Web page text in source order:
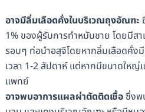
อาจมีลิ่มเลือดคั่งในบริเวณถุงอัณฑะ
1% ของผู้รับการทำหมันชาย โดยมีส
รอบๆ ท่อนำอสุจิโดยหากลิ่มเลือดคั่งมี
เวลา 1-2 สัปดาห์ แต่หากมีขนาดให
แพทย์
อาจพบอาการแผลผ่าตัดติดเชื้อซึ่งพ